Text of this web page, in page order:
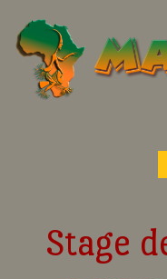
Stage